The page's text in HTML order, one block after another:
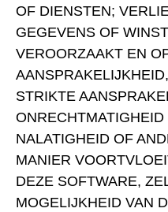
OF DIENSTEN;
GEGEVENS OF
VEROORZAAKT EN
STRIKTE
NALATIGHEID OF
MANIER
DEZE SOFTWARE,
MOGELIJKHEID VAN